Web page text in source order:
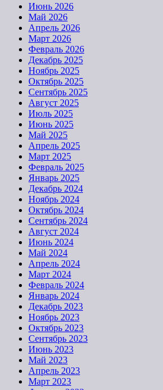
Июнь 2026
Май 2026
Апрель 2026
Март 2026
Февраль 2026
Декабрь 2025
Ноябрь 2025
Октябрь 2025
Сентябрь 2025
Август 2025
Июль 2025
Июнь 2025
Май 2025
Апрель 2025
Март 2025
Февраль 2025
Январь 2025
Декабрь 2024
Ноябрь 2024
Октябрь 2024
Сентябрь 2024
Август 2024
Июнь 2024
Май 2024
Апрель 2024
Март 2024
Февраль 2024
Январь 2024
Декабрь 2023
Ноябрь 2023
Октябрь 2023
Сентябрь 2023
Июнь 2023
Май 2023
Апрель 2023
Март 2023